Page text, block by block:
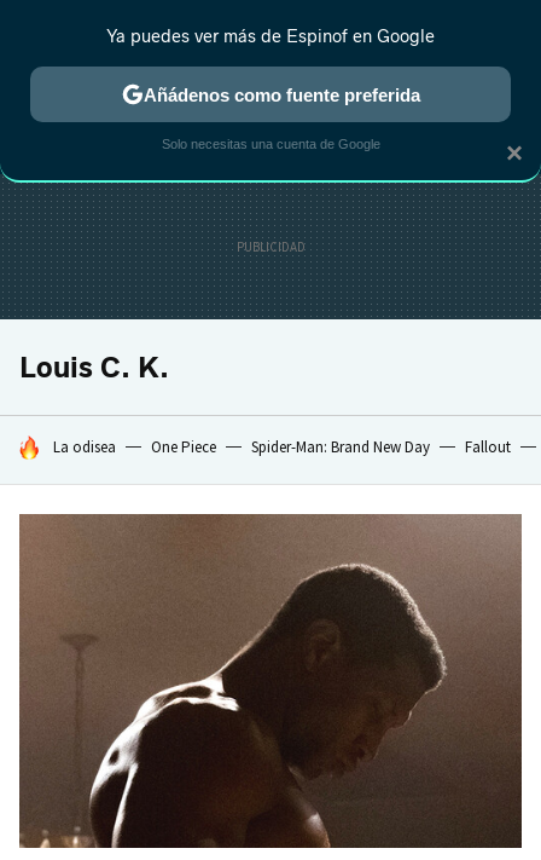
ESTRENOS REALITY ANIME RANKINGS CINE
Louis C. K.
HOY SE HABLA DE
La odisea One Piece Spider-Man: Brand New Day Fallout
×
Ya puedes ver más de Espinof en Google
Añádenos como fuente preferida
Solo necesitas una cuenta de Google